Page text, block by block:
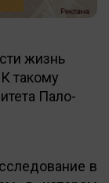
жизнь
такому
Пало-
в